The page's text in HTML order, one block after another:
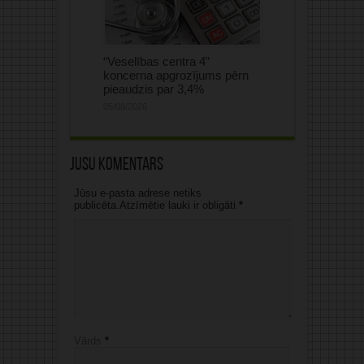
“Veselības centra 4”
koncerna apgrozījums pērn
pieaudzis par 3,4%
Jūsu komentārs
Jūsu e-pasta adrese netiks
publicēta.Atzīmētie lauki ir obligāti *
*